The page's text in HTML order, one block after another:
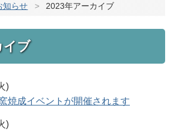
知らせ > 2023年アーカイブ
イブ
)
焼成イベントが開催されます
)